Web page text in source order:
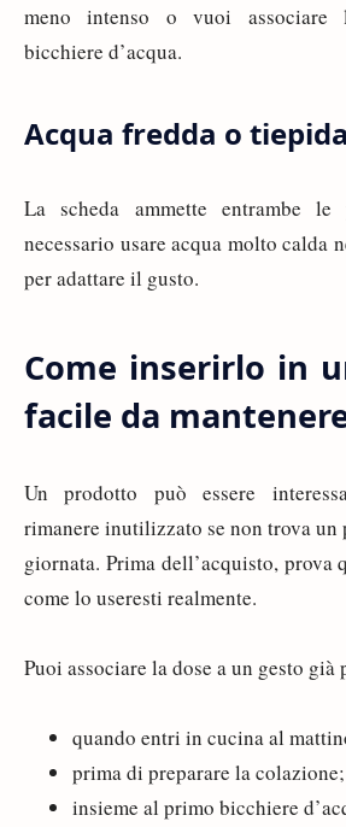
meno intenso o vuoi associare
bicchiere d’acqua.
Acqua fredda o tiepida
La scheda ammette entrambe
necessario usare acqua molto calda
per adattare il gusto.
Come inserirlo in
facile da
Un prodotto può essere
rimanere inutilizzato se non trova un
giornata. Prima dell’acquisto, prova
come lo useresti realmente.
Puoi associare la dose a un gesto già
quando entri in cucina al
prima di preparare la colazione;
insieme al primo bicchiere